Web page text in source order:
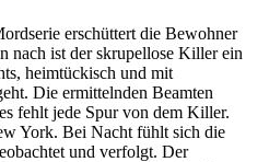
erschüttert die Bewohner
nach ist der skrupellose Killer ein
heimtückisch und mit
Die ermittelnden Beamten
fehlt jede Spur von dem Killer.
York. Bei Nacht fühlt sich die
und verfolgt. Der